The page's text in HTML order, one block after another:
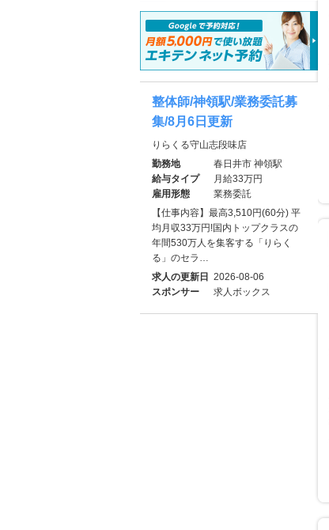
整体師/神領駅/業務委託募
集/8月6日更新
りらくる守山志段味店
勤務地
春日井市 神領駅
給与タイプ
月給33万円
雇用形態
業務委託
【仕事内容】最高3,510円(60分) 平
均月収33万円!国内トップクラスの
年間530万人を集客する「りらく
る」のセラ…
求人の更新日 2026-08-06
スポンサー
求人ボックス